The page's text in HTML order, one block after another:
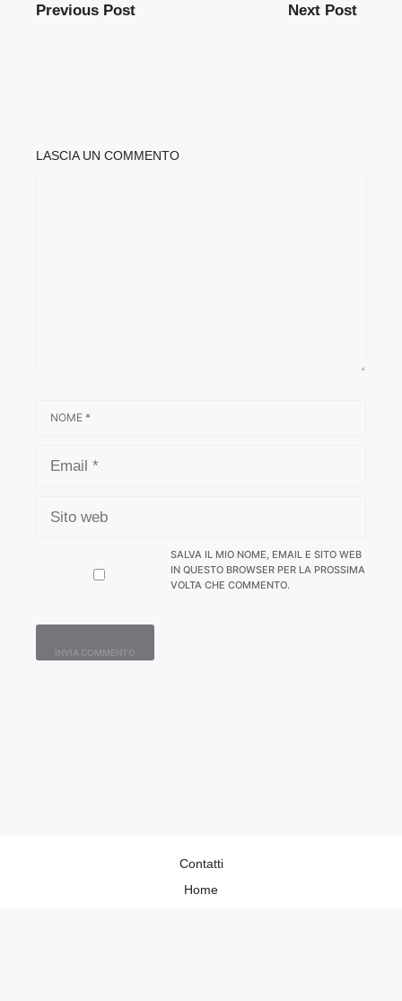
Previous Post Next Post
LASCIA UN COMMENTO
WEB
SALVA IL MIO NOME, EMAIL E SITO WEB
IN QUESTO BROWSER PER LA PROSSIMA
VOLTA CHE COMMENTO.
Contatti
Home